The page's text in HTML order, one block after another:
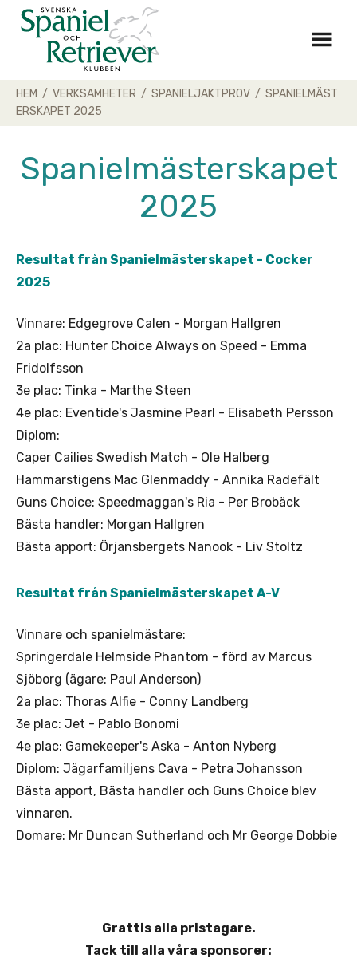
Skip
HEM / VERKSAMHETER / SPANIELJAKTPROV / SPANIELMÄST
ERSKAPET 2025
Spanielmästerskapet
2025
Resultat från Spanielmästerskapet - Cocker
2025
Vinnare: Edgegrove Calen - Morgan Hallgren
2a plac: Hunter Choice Always on Speed - Emma
Fridolfsson
3e plac: Tinka - Marthe Steen
4e plac: Eventide's Jasmine Pearl - Elisabeth Persson
Diplom:
Caper Cailies Swedish Match - Ole Halberg
Hammarstigens Mac Glenmaddy - Annika Radefält
Guns Choice: Speedmaggan's Ria - Per Brobäck
Bästa handler: Morgan Hallgren
Bästa apport: Örjansbergets Nanook - Liv Stoltz
Resultat från Spanielmästerskapet A-V
Vinnare och spanielmästare:
Springerdale Helmside Phantom - förd av Marcus
Sjöborg (ägare: Paul Anderson)
2a plac: Thoras Alfie - Conny Landberg
3e plac: Jet - Pablo Bonomi
4e plac: Gamekeeper's Aska - Anton Nyberg
Diplom: Jägarfamiljens Cava - Petra Johansson
Bästa apport, Bästa handler och Guns Choice blev
vinnaren.
Domare: Mr Duncan Sutherland och Mr George Dobbie
Grattis alla pristagare.
Tack till alla våra sponsorer: